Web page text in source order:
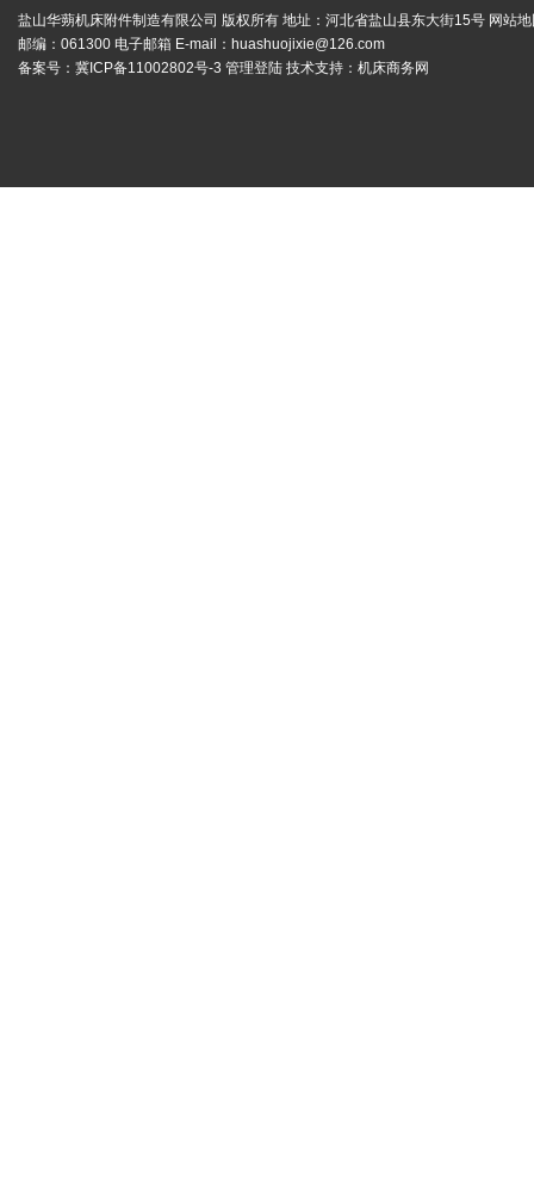
盐山华蒴机床附件制造有限公司 版权所有 地址：河北省盐山县东大街15号 网站
邮编：061300 电子邮箱 E-mail： huashuojixie@126.com
备案号： 冀ICP备11002802号-3 管理登陆 技术支持： 机床商务网